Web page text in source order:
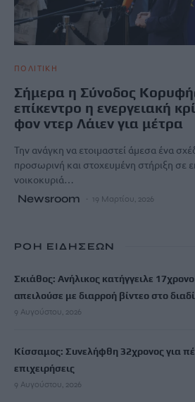
ΠΟΛΙΤΙΚΗ
Σήμερα η Σύνοδος
επίκεντρο η ενεργειακή
φον ντερ Λάιεν για μέτρα
Την ανάγκη να ετοιμαστεί άμεσα ένα
προσωρινή και στοχευμένη στήριξη σε
νοικοκυριά…
Newsroom 19 Μαρτίου, 2026
ΡΟΗ ΕΙΔΗΣΕΩΝ
Σκιάθος: Ανήλικος κατήγγειλε
απειλούσε με διαρροή βίντεο στο
9 Αυγούστου, 2026
Κίσσαμος: Συνελήφθη 32χρονος για
επιχειρήσεις
9 Αυγούστου, 2026